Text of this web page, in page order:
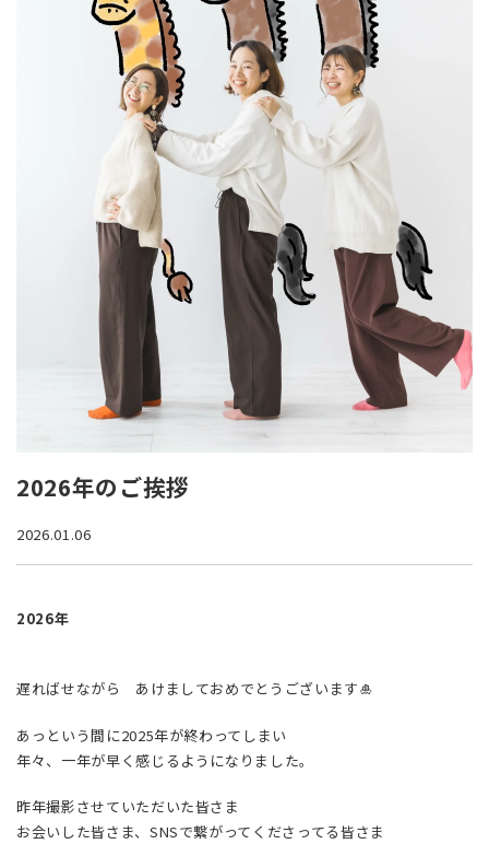
2026年のご挨拶
2026.01.06
2026年
遅ればせながら あけましておめでとうございます🎍
あっという間に2025年が終わってしまい
年々、一年が早く感じるようになりました。
昨年撮影させていただいた皆さま
お会いした皆さま、SNSで繋がってくださってる皆さま